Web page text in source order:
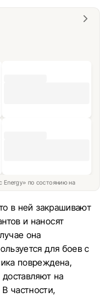
по состоянию на
в ней закрашивают
и наносят
она
для боев с
повреждена,
на
частности,